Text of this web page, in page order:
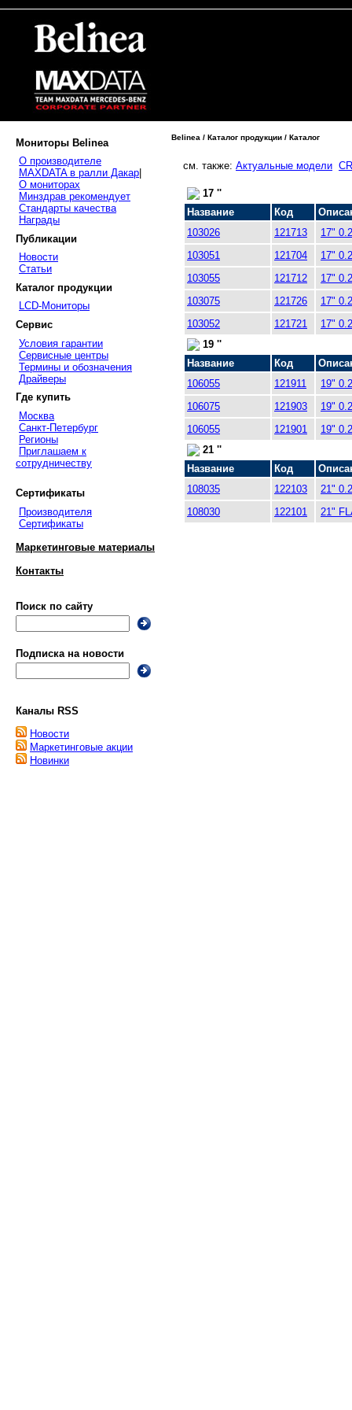
Мониторы Belinea
О производителе
MAXDATA в ралли Дакар
О мониторах
Минздрав рекомендует
Стандарты качества
Награды
Публикации
Новости
Статьи
Каталог продукции
LCD-Мониторы
Сервис
Условия гарантии
Сервисные центры
Термины и обозначения
Драйверы
Где купить
Москва
Санкт-Петербург
Регионы
Приглашаем к
сотрудничеству
Сертификаты
Производителя
Сертификаты
Маркетинговые материалы
Контакты
Поиск по сайту
Подписка на новости
Каналы RSS
Новости
Маркетинговые акции
Новинки
Belinea / Каталог продукции / Каталог
см. также: Актуальные модели
17 ''
Название
Код
103026
121713
17"
103051
121704
17"
103055
121712
17"
103075
121726
17"
103052
121721
17"
19 ''
Название
Код
106055
121911
19"
106075
121903
19"
106055
121901
19"
21 ''
Название
Код
108035
122103
21"
108030
122101 21"